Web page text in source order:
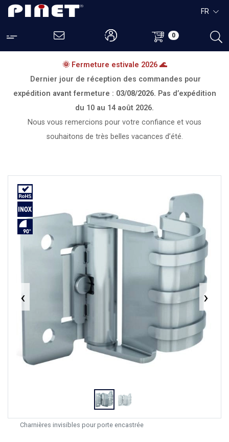
0
FR
🌞 Fermeture estivale 2026 🌊
Dernier jour de réception des commandes pour
expédition avant fermeture : 03/08/2026. Pas d’expédition
du 10 au 14 août 2026.
Nous vous remercions pour votre confiance et vous
souhaitons de très belles vacances d’été.
‹ ›
Charnières invisibles pour porte encastrée